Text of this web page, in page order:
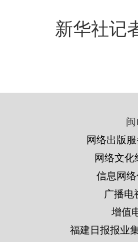
新华社记
闽
网络出版
网络文化
信息网
广播电
增值
福建日报报业